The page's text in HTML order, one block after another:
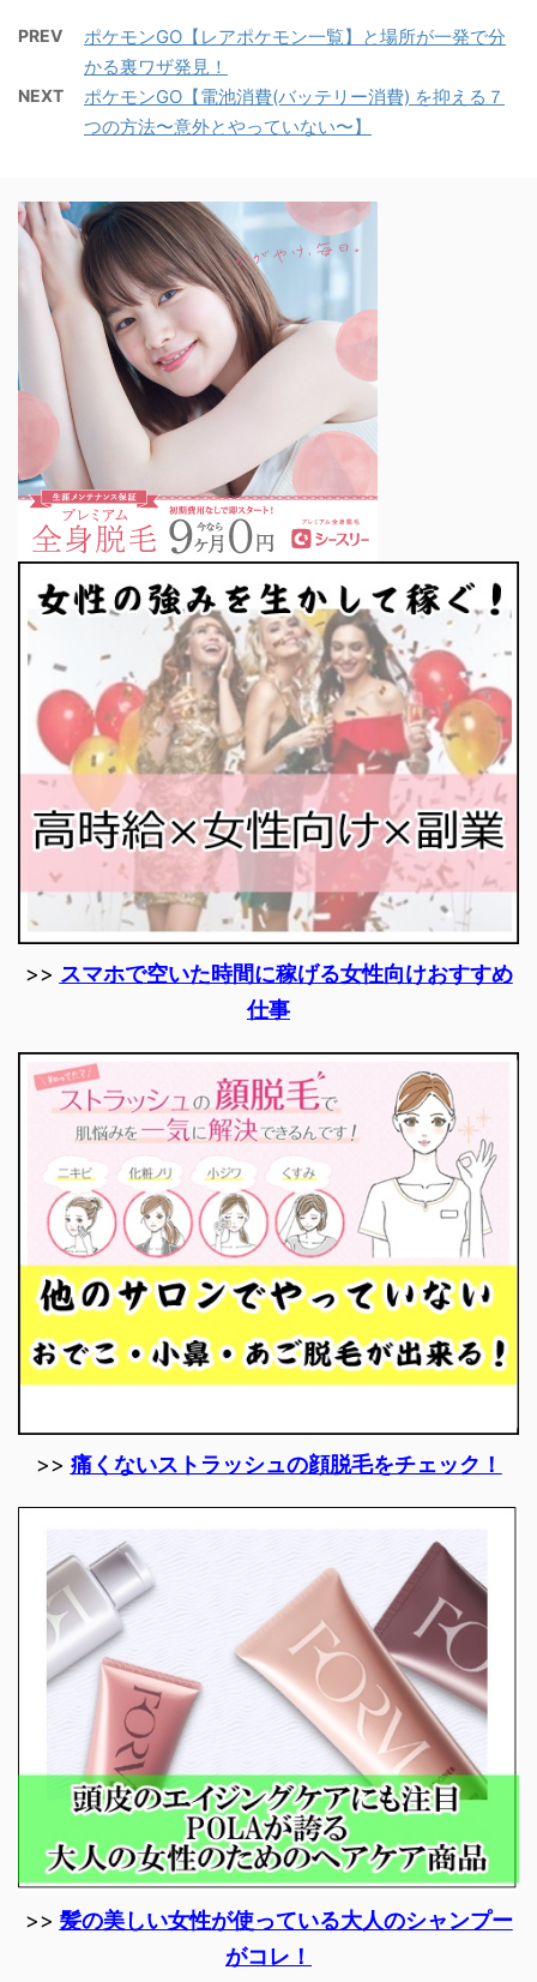
PREV
ポケモンGO【レアポケモン一覧】と場所が一発で分
かる裏ワザ発見！
NEXT
ポケモンGO【電池消費(バッテリー消費) を抑える７
つの方法〜意外とやっていない〜】
>> スマホで空いた時間に稼げる女性向けおすすめ
仕事
>> 痛くないストラッシュの顔脱毛をチェック！
>> 髪の美しい女性が使っている大人のシャンプー
がコレ！